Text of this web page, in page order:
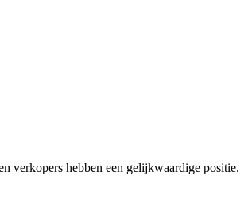
verkopers hebben een gelijkwaardige positie.